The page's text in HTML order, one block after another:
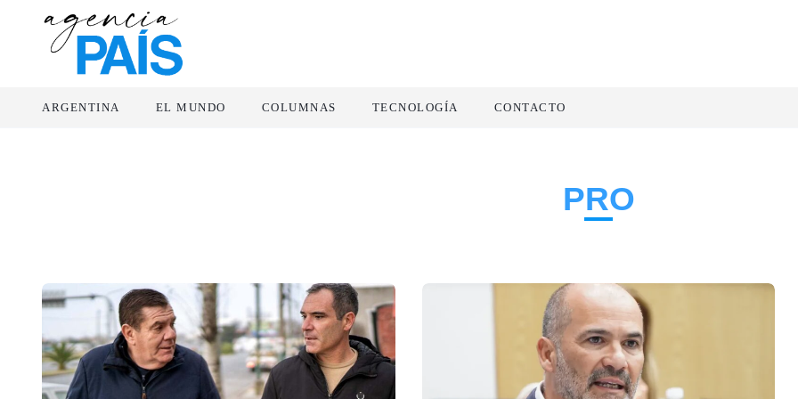
ARGENTINA EL MUNDO COLUMNAS TECNOLOGÍA CONTACTO
PRO